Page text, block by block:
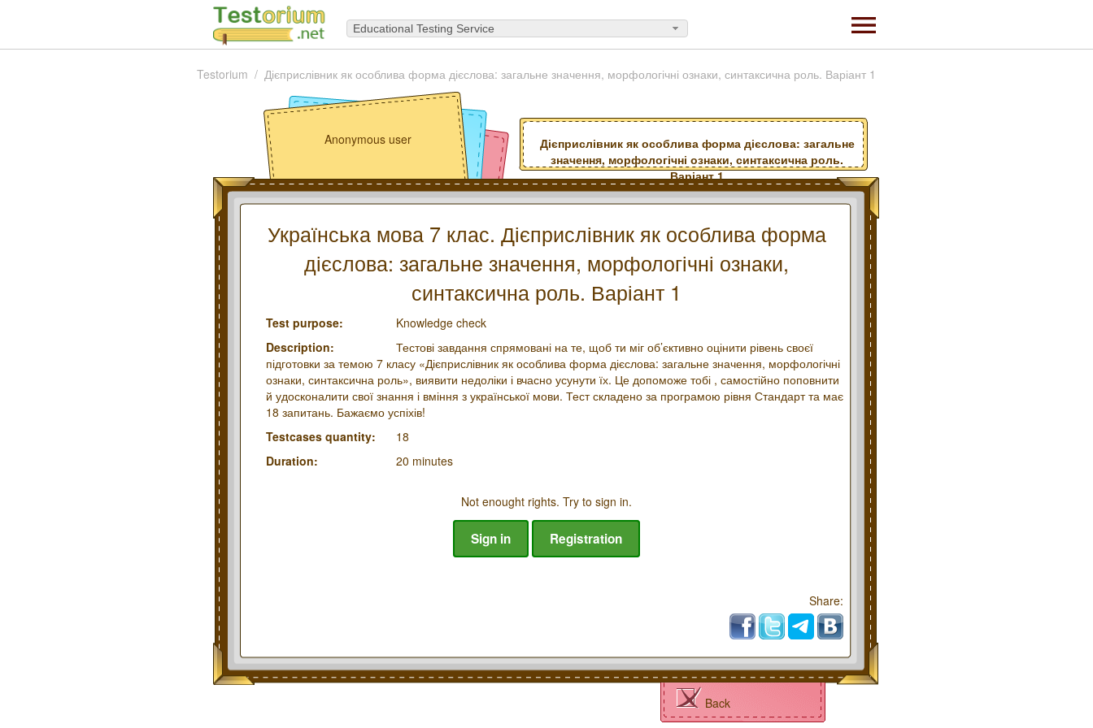
Educational Testing Service
Testorium Дієприслівник як особлива форма дієслова: загальне значення, морфологічні ознаки, синтаксична роль. Варіант 1
Дієприслівник як особлива форма дієслова: загальне
значення, морфологічні ознаки, синтаксична роль.
Варіант 1
Anonymous user
Українська мова 7 клас. Дієприслівник як особлива форма
дієслова: загальне значення, морфологічні ознаки,
синтаксична роль. Варіант 1
Test purpose:
Knowledge check
Description:
Тестові завдання спрямовані на те, щоб ти міг об’єктивно оцінити рівень своєї
підготовки за темою 7 класу «Дієприслівник як особлива форма дієслова: загальне значення, морфологічні
ознаки, синтаксична роль», виявити недоліки і вчасно усунути їх. Це допоможе тобі , самостійно поповнити
й удосконалити свої знання і вміння з української мови. Тест складено за програмою рівня Стандарт та має
18 запитань. Бажаємо успіхів!
Testcases quantity:
18
Duration:
20 minutes
Not enought rights. Try to sign in.
Sign in Registration
Share:
Back